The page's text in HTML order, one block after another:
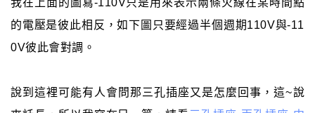
我在上面的圖寫-110V只是用來表示兩條火線在某時間點
的電壓是彼此相反，如下圖只要經過半個週期110V與-11
0V彼此會對調。
說到這裡可能有人會問那三孔插座又是怎麼回事，這~說